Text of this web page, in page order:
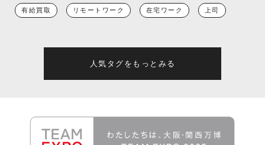
有給買取 リモートワーク 在宅ワーク 上司
人気タグをもっとみる